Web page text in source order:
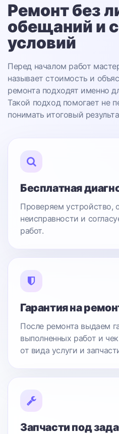
Ремонт без
обещаний и
условий
Перед началом работ
называет стоимость и
ремонта подходят именно
Такой подход помогает не
понимать итоговый
Бесплатная
Проверяем устройство,
неисправности и
работ.
Гарантия на
После ремонта выдаем
выполненных работ и
от вида услуги и
Запчасти под